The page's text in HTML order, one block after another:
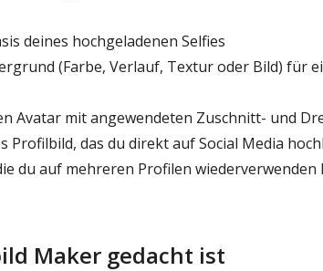
deines hochgeladenen Selfies
(Farbe, Verlauf, Textur oder Bild) für
Avatar mit angewendeten Zuschnitt- und
Profilbild, das du direkt auf Social Media
du auf mehreren Profilen wiederverwenden
Maker gedacht ist